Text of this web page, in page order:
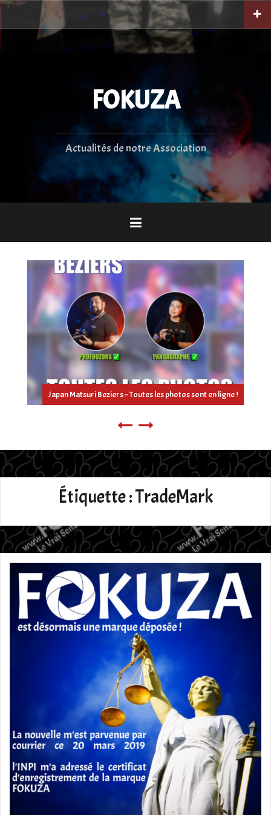
Aller
contenu
FOKUZA
Actualités de notre Association
Japan Matsuri Beziers – Toutes les photos sont en ligne !
Étiquette :TradeMark